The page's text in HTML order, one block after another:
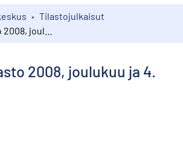
Tilastojulkaisut
2008, joulukuu ja 4.